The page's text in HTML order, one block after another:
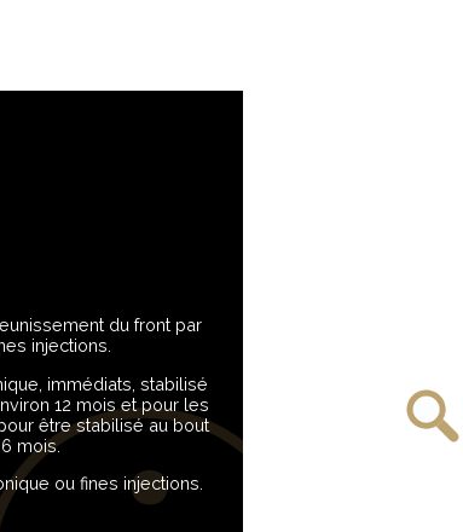
du front par
injections.
immédiats, stabilisé
12 mois et pour les
être stabilisé au bout
mois.
ou fines injections.